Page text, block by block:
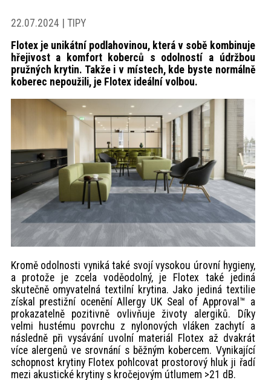
Produkty
Prodejní
akce
ProfiMag
Kontakt
22.07.2024 | TIPY
Flotex je unikátní podlahovinou, která v sobě kombinuje
hřejivost a komfort koberců s odolností a údržbou
pružných krytin. Takže i v místech, kde byste normálně
koberec nepoužili, je Flotex ideální volbou.
Kromě odolnosti vyniká také svojí vysokou úrovní hygieny,
a protože je zcela voděodolný, je Flotex také jediná
skutečně omyvatelná textilní krytina. Jako jediná textilie
získal prestižní ocenění Allergy UK Seal of Approval™ a
prokazatelně pozitivně ovlivňuje životy alergiků. Díky
velmi hustému povrchu z nylonových vláken zachytí a
následně při vysávání uvolní materiál Flotex až dvakrát
více alergenů ve srovnání s běžným kobercem. Vynikající
schopnost krytiny Flotex pohlcovat prostorový hluk ji řadí
mezi akustické krytiny s kročejovým útlumem >21 dB.